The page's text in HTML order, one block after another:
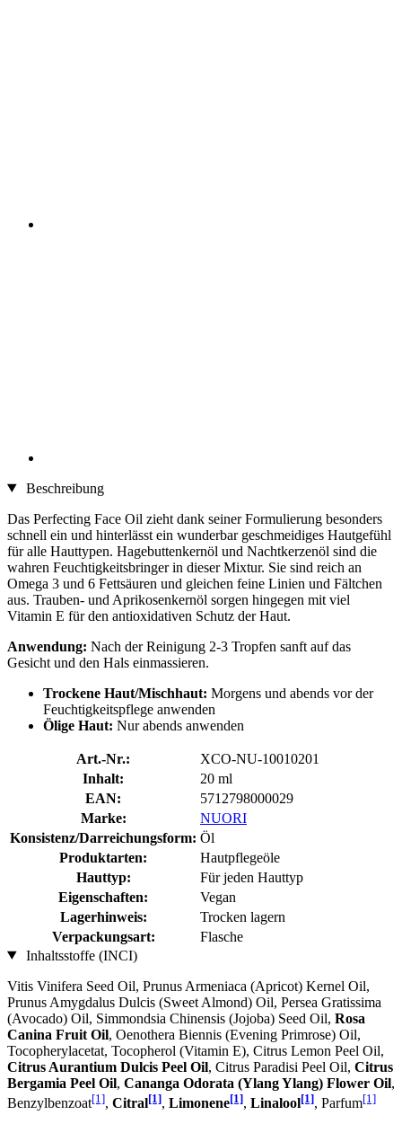
Beschreibung
Das Perfecting Face Oil zieht dank seiner Formulierung besonders
schnell ein und hinterlässt ein wunderbar geschmeidiges Hautgefühl
für alle Hauttypen. Hagebuttenkernöl und Nachtkerzenöl sind die
wahren Feuchtigkeitsbringer in dieser Mixtur. Sie sind reich an
Omega 3 und 6 Fettsäuren und gleichen feine Linien und Fältchen
aus. Trauben- und Aprikosenkernöl sorgen hingegen mit viel
Vitamin E für den antioxidativen Schutz der Haut.
Anwendung: Nach der Reinigung 2-3 Tropfen sanft auf das
Gesicht und den Hals einmassieren.
Trockene Haut/Mischhaut: Morgens und abends vor der
Feuchtigkeitspflege anwenden
Ölige Haut: Nur abends anwenden
Art.-Nr.:
XCO-NU-10010201
Inhalt:
20 ml
EAN:
5712798000029
Marke:
NUORI
Konsistenz/Darreichungsform: Öl
Produktarten:
Hautpflegeöle
Hauttyp:
Für jeden Hauttyp
Eigenschaften:
Vegan
Lagerhinweis:
Trocken lagern
Verpackungsart:
Flasche
Inhaltsstoffe (INCI)
Vitis Vinifera Seed Oil, Prunus Armeniaca (Apricot) Kernel Oil,
Prunus Amygdalus Dulcis (Sweet Almond) Oil, Persea Gratissima
(Avocado) Oil, Simmondsia Chinensis (Jojoba) Seed Oil, Rosa
Canina Fruit Oil, Oenothera Biennis (Evening Primrose) Oil,
Tocopherylacetat, Tocopherol (Vitamin E), Citrus Lemon Peel Oil,
Citrus Aurantium Dulcis Peel Oil, Citrus Paradisi Peel Oil, Citrus
Bergamia Peel Oil, Cananga Odorata (Ylang Ylang) Flower Oil,
Benzylbenzoat[1], Citral[1], Limonene[1], Linalool[1], Parfum[1]